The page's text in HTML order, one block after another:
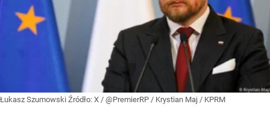
Łukasz Szumowski Źródło: X / @PremierRP / Krystian Maj / KPRM